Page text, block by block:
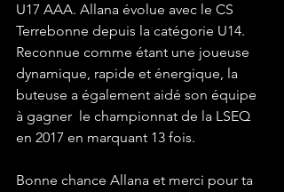
U17 AAA. Allana évolue avec le CS
Terrebonne depuis la catégorie U14.
Reconnue comme étant une joueuse
dynamique, rapide et énergique, la
buteuse a également aidé son équipe
à gagner  le championnat de la LSEQ
en 2017 en marquant 13 fois.
Bonne chance Allana et merci pour ta